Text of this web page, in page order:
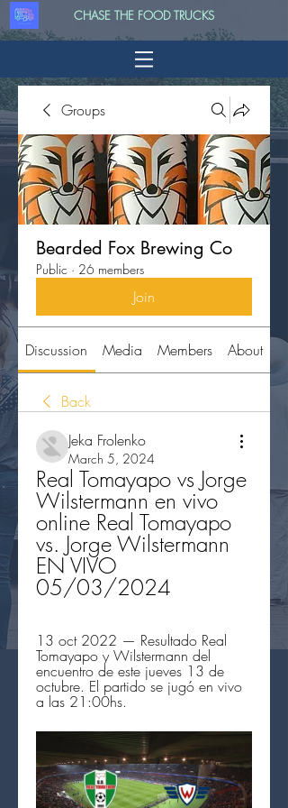
CHASE THE FOOD TRUCKS
Groups
Bearded Fox Brewing Co
Public · 26 members
Join
Discussion Media Members About
Back
Jeka Frolenko
March 5, 2024
Real Tomayapo vs Jorge
Wilstermann en vivo
online Real Tomayapo
vs. Jorge Wilstermann
EN VIVO
05/03/2024
13 oct 2022 — Resultado Real
Tomayapo y Wilstermann del
encuentro de este jueves 13 de
octubre. El partido se jugó en vivo
a las 21:00hs.